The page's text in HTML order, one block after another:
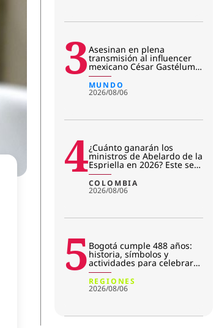
3Asesinan en plena
transmisión al influencer
mexicano César Gastélum:
revelan primera hipótesis
del c
MUNDO
2026/08/06
4¿Cuánto ganarán los
ministros de Abelardo de la
Espriella en 2026? Este será
su salario mensual
COLOMBIA
2026/08/06
5 Bogotá cumple 488 años:
historia, símbolos y
actividades para celebrar
su aniversario
REGIONES
2026/08/06